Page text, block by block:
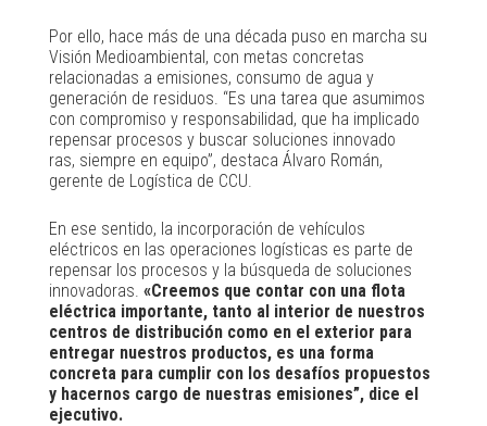
Por ello, hace más de una década puso en marcha su
Visión Medioambiental, con metas concretas
relacionadas a emisiones, consumo de agua y
generación de residuos. “Es una tarea que asumimos
con compromiso y responsabilidad, que ha implicado
repensar procesos y buscar soluciones innovado
ras, siempre en equipo”, destaca Álvaro Román,
gerente de Logística de CCU.
En ese sentido, la incorporación de vehículos
eléctricos en las operaciones logísticas es parte de
repensar los procesos y la búsqueda de soluciones
innovadoras. «Creemos que contar con una flota
eléctrica importante, tanto al interior de nuestros
centros de distribución como en el exterior para
entregar nuestros productos, es una forma
concreta para cumplir con los desafíos propuestos
y hacernos cargo de nuestras emisiones”, dice el
ejecutivo.